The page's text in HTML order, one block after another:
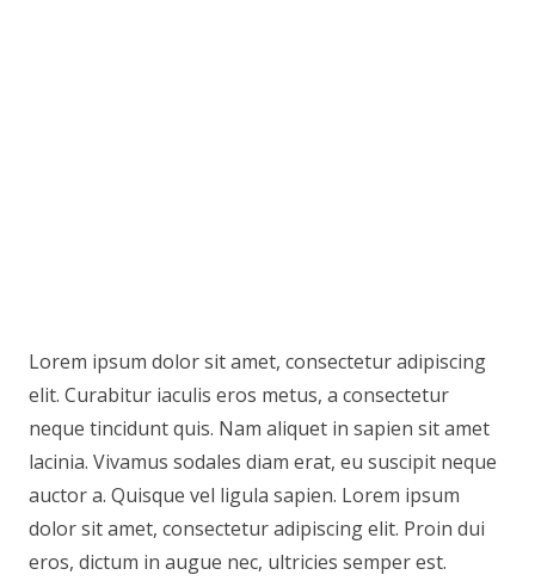
Lorem ipsum dolor sit amet, consectetur adipiscing
elit. Curabitur iaculis eros metus, a consectetur
neque tincidunt quis. Nam aliquet in sapien sit amet
lacinia. Vivamus sodales diam erat, eu suscipit neque
auctor a. Quisque vel ligula sapien. Lorem ipsum
dolor sit amet, consectetur adipiscing elit. Proin dui
eros, dictum in augue nec, ultricies semper est.